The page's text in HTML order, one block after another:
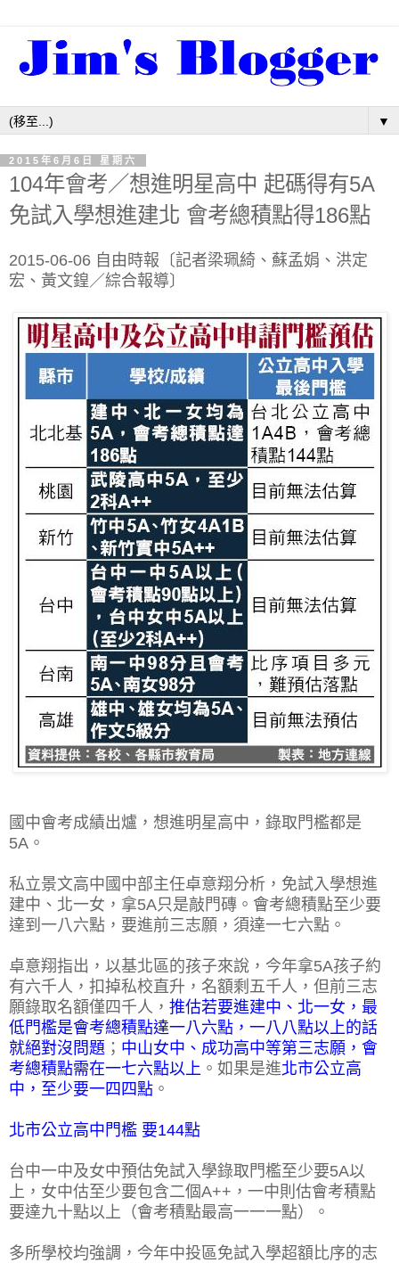
▼
2015年6月6日 星期六
104年會考／想進明星高中 起碼得有5A
免試入學想進建北 會考總積點得186點
2015-06-06 自由時報〔記者梁珮綺、蘇孟娟、洪定
宏、黃文鍠／綜合報導〕
國中會考成績出爐，想進明星高中，錄取門檻都是
5A。
私立景文高中國中部主任卓意翔分析，免試入學想進
建中、北一女，拿5A只是敲門磚。會考總積點至少要
達到一八六點，要進前三志願，須達一七六點。
卓意翔指出，以基北區的孩子來說，今年拿5A孩子約
有六千人，扣掉私校直升，名額剩五千人，但前三志
願錄取名額僅四千人， 推估若要進建中、北一女，最
低門檻是會考總積點達一八六點，一八八點以上的話
就絕對沒問題 ； 中山女中、成功高中等第三志願，會
考總積點需在一七六點以上 。如果是進北市公立高
中，至少要一四四點 。
北市公立高中門檻 要144點
台中一中及女中預估免試入學錄取門檻至少要5A以
上，女中估至少要包含二個A++，一中則估會考積點
要達九十點以上（會考積點最高一一一點）。
多所學校均強調，今年中投區免試入學超額比序的志